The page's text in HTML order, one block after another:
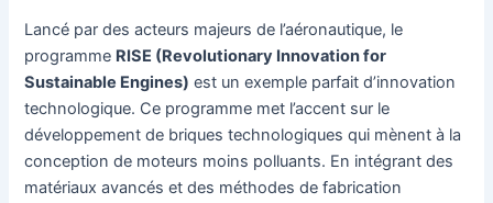
Lancé par des acteurs majeurs de l’aéronautique, le
programme RISE (Revolutionary Innovation for
Sustainable Engines) est un exemple parfait d’innovation
technologique. Ce programme met l’accent sur le
développement de briques technologiques qui mènent à la
conception de moteurs moins polluants. En intégrant des
matériaux avancés et des méthodes de fabrication